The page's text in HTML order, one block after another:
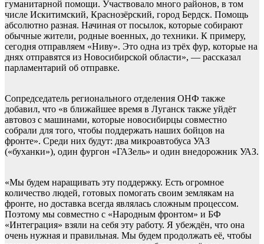
гуманитарной помощи. Участвовало много районов, в том
числе Искитимский, Краснозёрский, город Бердск. Помощь
абсолютно разная. Начиная от посылок, которые собирают
обычные жители, родные военных, до техники. К примеру,
сегодня отправляем «Ниву». Это одна из трёх фур, которые на
днях отправятся из Новосибирской области», — рассказал
парламентарий об отправке.
Сопредседатель регионального отделения ОНФ также
добавил, что «в ближайшее время в Луганск также уйдёт
автовоз с машинами, которые новосибирцы совместно
собрали для того, чтобы поддержать наших бойцов на
фронте». Среди них будут: два микроавтобуса УАЗ
(«буханки»), один фургон «ГАЗель» и один внедорожник УАЗ.
«Мы будем наращивать эту поддержку. Есть огромное
количество людей, готовых помогать своим землякам на
фронте, но доставка всегда являлась сложным процессом.
Поэтому мы совместно с «Народным фронтом» и БФ
«Интеграция» взяли на себя эту работу. Я убеждён, что она
очень нужная и правильная. Мы будем продолжать её, чтобы